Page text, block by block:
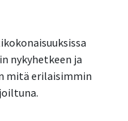
nykyhetkeen ja
mitä erilaisimmin